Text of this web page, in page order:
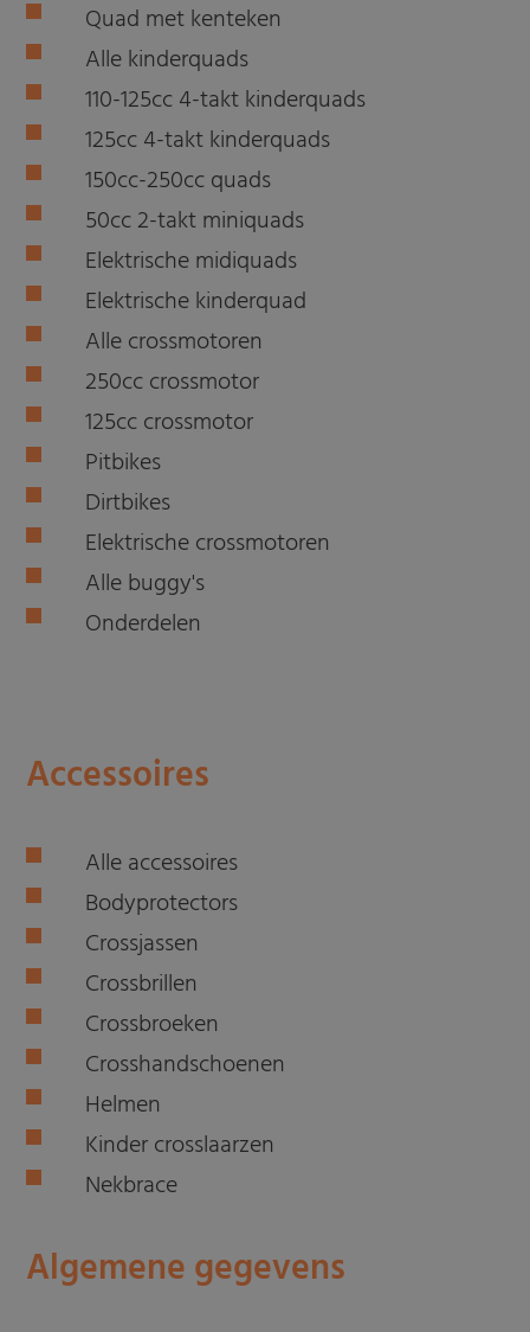
Quad met kenteken
Alle kinderquads
110-125cc 4-takt kinderquads
125cc 4-takt kinderquads
150cc-250cc quads
50cc 2-takt miniquads
Elektrische midiquads
Elektrische kinderquad
Alle crossmotoren
250cc crossmotor
125cc crossmotor
Pitbikes
Dirtbikes
Elektrische crossmotoren
Alle buggy's
Onderdelen
Accessoires
Alle accessoires
Bodyprotectors
Crossjassen
Crossbrillen
Crossbroeken
Crosshandschoenen
Helmen
Kinder crosslaarzen
Nekbrace
Algemene gegevens